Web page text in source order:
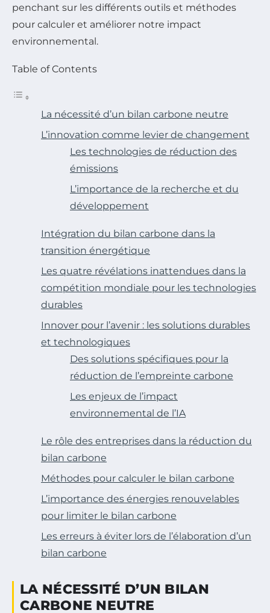
penchant sur les différents outils et méthodes
pour calculer et améliorer notre impact
environnemental.
Table of Contents
La nécessité d’un bilan carbone neutre
L’innovation comme levier de changement
Les technologies de réduction des
émissions
L’importance de la recherche et du
développement
Intégration du bilan carbone dans la
transition énergétique
Les quatre révélations inattendues dans la
compétition mondiale pour les technologies
durables
Innover pour l’avenir : les solutions durables
et technologiques
Des solutions spécifiques pour la
réduction de l’empreinte carbone
Les enjeux de l’impact
environnemental de l’IA
Le rôle des entreprises dans la réduction du
bilan carbone
Méthodes pour calculer le bilan carbone
L’importance des énergies renouvelables
pour limiter le bilan carbone
Les erreurs à éviter lors de l’élaboration d’un
bilan carbone
LA NÉCESSITÉ D’UN BILAN
CARBONE NEUTRE